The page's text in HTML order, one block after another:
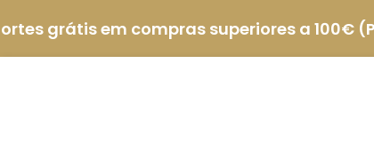
grátis em compras superiores a 100€